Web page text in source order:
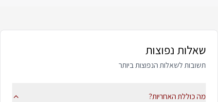
שאלות נפוצות
תשובות לשאלות הנפוצות ביותר
מה כוללת האחריות?